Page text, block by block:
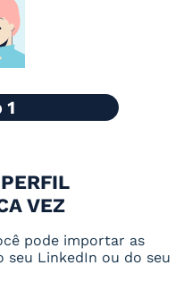
VEZ
pode importar as
LinkedIn ou do seu